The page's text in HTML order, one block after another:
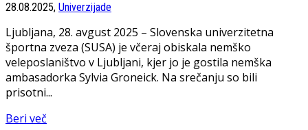
28.08.2025, Univerzijade
Ljubljana, 28. avgust 2025 – Slovenska univerzitetna
športna zveza (SUSA) je včeraj obiskala nemško
veleposlaništvo v Ljubljani, kjer jo je gostila nemška
ambasadorka Sylvia Groneick. Na srečanju so bili
prisotni...
Beri več